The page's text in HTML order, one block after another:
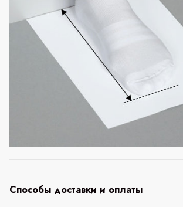
Способы доставки и оплаты